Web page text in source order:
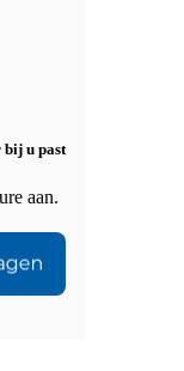
bij u past
aan.